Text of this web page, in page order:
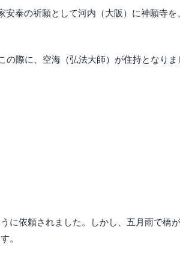
泰の祈願として河内（大阪）に神願寺
際に、空海（弘法大師）が住持となりま
依頼されました。しかし、五月雨で橋
。